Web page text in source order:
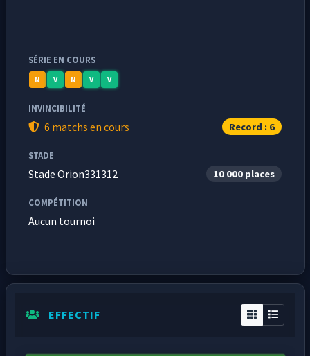
SÉRIE EN COURS
N V N V V
INVINCIBILITÉ
6 matchs en cours Record : 6
STADE
Stade Orion331312 10 000 places
COMPÉTITION
Aucun tournoi
EFFECTIF